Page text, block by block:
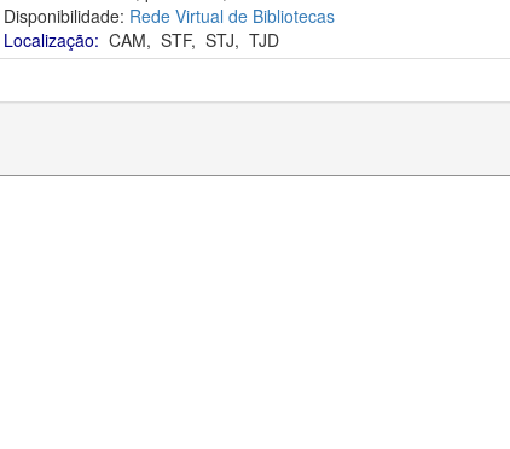
Disponibilidade: Rede Virtual de Bibliotecas
Localização: CAM, STF, STJ, TJD